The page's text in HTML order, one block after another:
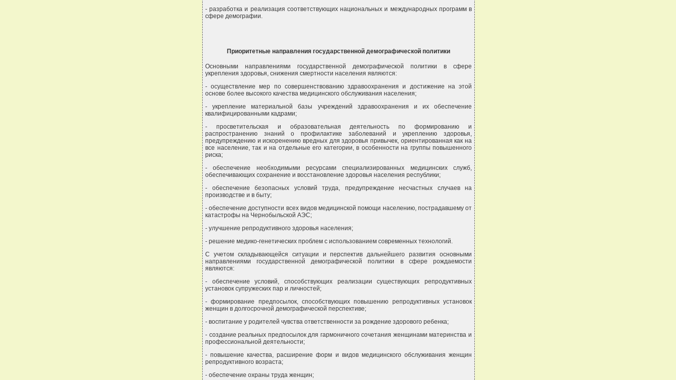
- разработка и реализация соответствующих национальных и международных программ в
сфере демографии.
Приоритетные направления государственной демографической политики
Основными направлениями государственной демографической политики в сфере
укрепления здоровья, снижения смертности населения являются:
- осуществление мер по совершенствованию здравоохранения и достижение на этой
основе более высокого качества медицинского обслуживания населения;
- укрепление материальной базы учреждений здравоохранения и их обеспечение
квалифицированными кадрами;
- просветительская и образовательная деятельность по формированию и
распространению знаний о профилактике заболеваний и укреплению здоровья,
предупреждению и искоренению вредных для здоровья привычек, ориентированная как на
все население, так и на отдельные его категории, в особенности на группы повышенного
риска;
- обеспечение необходимыми ресурсами специализированных медицинских служб,
обеспечивающих сохранение и восстановление здоровья населения республики;
- обеспечение безопасных условий труда, предупреждение несчастных случаев на
производстве и в быту;
- обеспечение доступности всех видов медицинской помощи населению, пострадавшему от
катастрофы на Чернобыльской АЭС;
- улучшение репродуктивного здоровья населения;
- решение медико-генетических проблем с использованием современных технологий.
С учетом складывающейся ситуации и перспектив дальнейшего развития основными
направлениями государственной демографической политики в сфере рождаемости
являются:
- обеспечение условий, способствующих реализации существующих репродуктивных
установок супружеских пар и личностей;
- формирование предпосылок, способствующих повышению репродуктивных установок
женщин в долгосрочной демографической перспективе;
- воспитание у родителей чувства ответственности за рождение здорового ребенка;
- создание реальных предпосылок для гармоничного сочетания женщинами материнства и
профессиональной деятельности;
- повышение качества, расширение форм и видов медицинского обслуживания женщин
репродуктивного возраста;
- обеспечение охраны труда женщин;